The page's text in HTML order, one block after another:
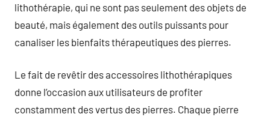
lithothérapie, qui ne sont pas seulement des objets de
beauté, mais également des outils puissants pour
canaliser les bienfaits thérapeutiques des pierres.
Le fait de revêtir des accessoires lithothérapiques
donne l’occasion aux utilisateurs de profiter
constamment des vertus des pierres. Chaque pierre